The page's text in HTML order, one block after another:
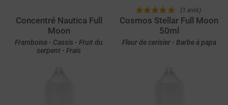
Concentré Nautica Full
Moon
Framboise - Cassis - Fruit du
serpent - Frais
(1 avis)
Cosmos Stellar Full Moon
50ml
Fleur de cerisier - Barbe à papa